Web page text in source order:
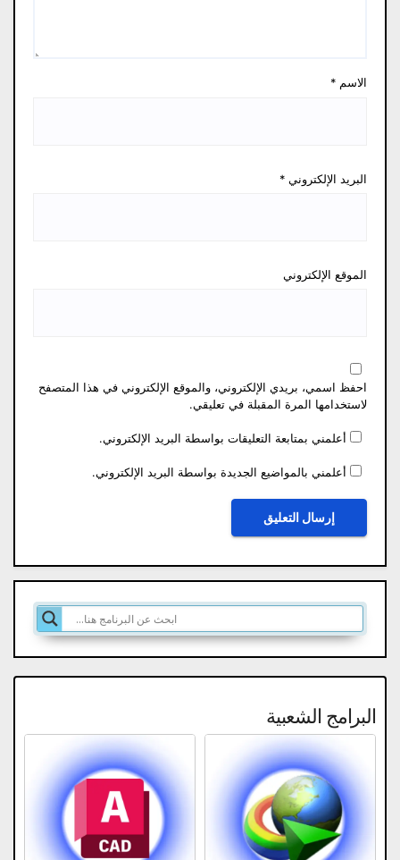
الاسم *
البريد الإلكتروني *
الموقع الإلكتروني
احفظ اسمي، بريدي الإلكتروني، والموقع الإلكتروني في هذا المتصفح
لاستخدامها المرة المقبلة في تعليقي.
أعلمني بمتابعة التعليقات بواسطة البريد الإلكتروني.
أعلمني بالمواضيع الجديدة بواسطة البريد الإلكتروني.
البرامج الشعبية